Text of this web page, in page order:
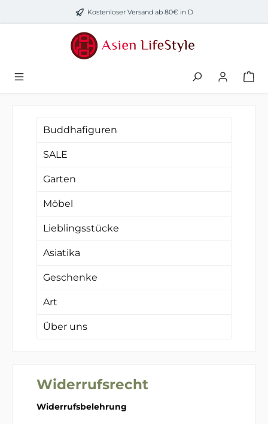
Zum Hauptinhalt springenKostenloser Versand ab 80€ in D
Buddhafiguren
SALE
Garten
Möbel
Lieblingsstücke
Asiatika
Geschenke
Art
Über uns
Widerrufsrecht
Widerrufsbelehrung